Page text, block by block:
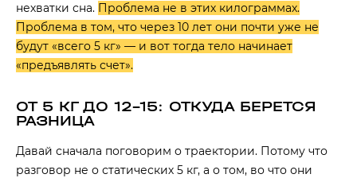
нехватки сна. Проблема не в этих килограммах.
Проблема в том, что через 10 лет они почти уже не
будут «всего 5 кг» — и вот тогда тело начинает
«предъявлять счет».
ОТ 5 КГ ДО 12–15: ОТКУДА БЕРЕТСЯ
РАЗНИЦА
Давай сначала поговорим о траектории. Потому что
разговор не о статических 5 кг, а о том, во что они